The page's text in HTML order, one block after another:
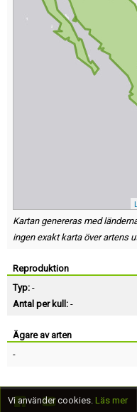
Kartan genereras med
ingen exakt karta över artens
Reproduktion
Typ: -
Antal per kull: -
Ägare av arten
-
Vi använder cookies. Läs mer